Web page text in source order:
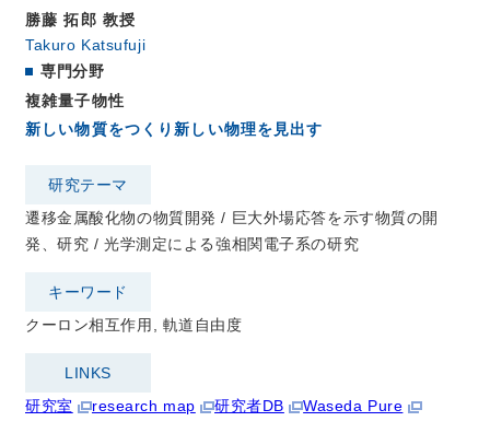
勝藤 拓郎 教授
Takuro Katsufuji
専門分野
複雑量子物性
新しい物質をつくり新しい物理を見出す
研究テーマ
遷移金属酸化物の物質開発 / 巨大外場応答を示す物質の開
発、研究 / 光学測定による強相関電子系の研究
キーワード
クーロン相互作用, 軌道自由度
LINKS
研究室
research map 研究者DB Waseda Pure